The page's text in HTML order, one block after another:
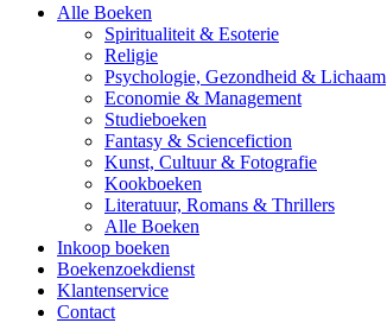
Alle Boeken
Spiritualiteit & Esoterie
Religie
Psychologie, Gezondheid & Lichaam
Economie & Management
Studieboeken
Fantasy & Sciencefiction
Kunst, Cultuur & Fotografie
Kookboeken
Literatuur, Romans & Thrillers
Alle Boeken
Inkoop boeken
Boekenzoekdienst
Klantenservice
Contact